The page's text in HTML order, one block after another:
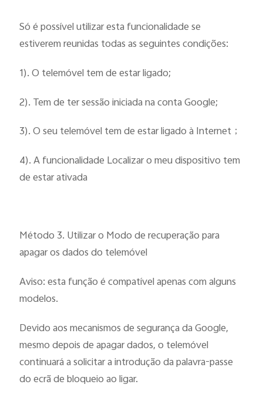
Só é possível utilizar esta funcionalidade se
estiverem reunidas todas as seguintes condições:
1). O telemóvel tem de estar ligado;
2). Tem de ter sessão iniciada na conta Google;
3). O seu telemóvel tem de estar ligado à Internet；
4). A funcionalidade Localizar o meu dispositivo tem
de estar ativada
Método 3. Utilizar o Modo de recuperação para
apagar os dados do telemóvel
Aviso: esta função é compatível apenas com alguns
modelos.
Devido aos mecanismos de segurança da Google,
mesmo depois de apagar dados, o telemóvel
continuará a solicitar a introdução da palavra-passe
do ecrã de bloqueio ao ligar.